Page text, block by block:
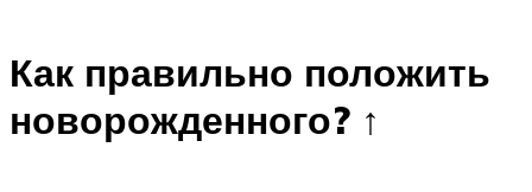
Как правильно положить
новорожденного? ↑